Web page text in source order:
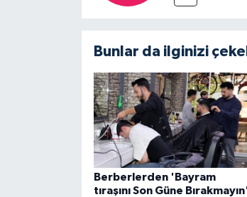
Bunlar da ilginizi
Berberlerden 'Bayram
tıraşını Son Güne